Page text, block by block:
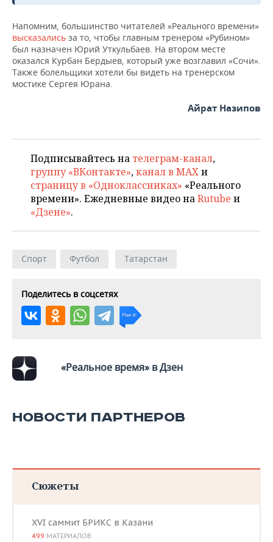
Напомним, большинство читателей «Реального времени»
высказались за то, чтобы главным тренером «Рубином»
был назначен Юрий Уткульбаев. На втором месте
оказался Курбан Бердыев, который уже возглавил «Сочи».
Также болельщики хотели бы видеть на тренерском
мостике Сергея Юрана.
Айрат Назипов
Подписывайтесь на телеграм-канал,
группу «ВКонтакте»,канал в MAXи
страницу в «Одноклассниках» «Реального
времени». Ежедневные видео наRutube и
«Дзене».
Спорт Футбол Татарстан
Поделитесь в соцсетях
«Реальное время» в Дзен
НОВОСТИ ПАРТНЕРОВ
Сюжеты
XVI саммит БРИКС в Казани
499 МАТЕРИАЛОВ